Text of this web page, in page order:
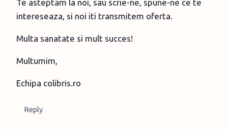
Te asteptam la noi, sau scrie-ne, spune-ne ce te
intereseaza, si noi iti transmitem oferta.
Multa sanatate si mult succes!
Multumim,
Echipa colibris.ro
Reply